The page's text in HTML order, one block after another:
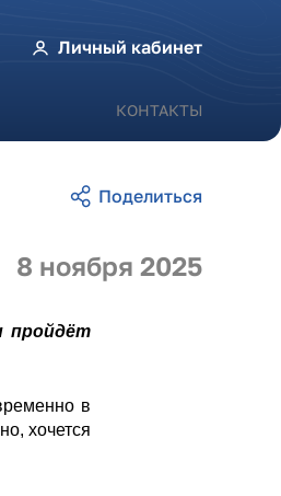
Личный кабинет
КОНТАКТЫ
8 ноября 2025
пройдёт
в
хочется